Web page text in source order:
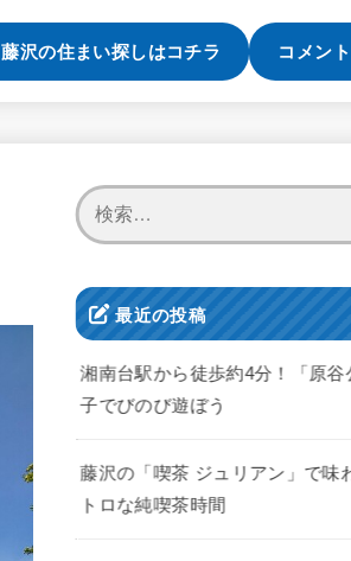
藤沢の住まい探しはコチラ コメン
最近の投稿
湘南台駅から徒歩約4分！「原谷
子でびのび遊ぼう
藤沢の「喫茶 ジュリアン」で味
トロな純喫茶時間